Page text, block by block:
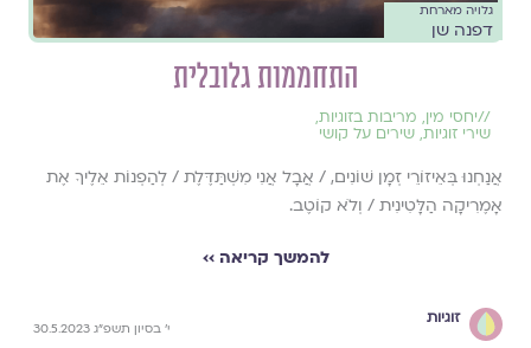
גלויה מארחת
דפנה שן
התחממות גלובלית
//יחסי מין, מריבות בזוגיות,
שירי זוגיות, שירים על קושי
אֲנַחְנוּ בְּאֵיזוֺרֵי זְמָן שׁוֹנִים, / אֲבָל אֲנִי מִשְׁתַּדֶּלֶת / לְהַפְנוֹת אֵלֶיךָ אֶת
אָמֶרִיקָה הַלָּטִינִית / וְלֹא קוֺטֶב.
להמשך קריאה ››
זוגיות
י׳ בסיון תשפ״ג 30.5.2023